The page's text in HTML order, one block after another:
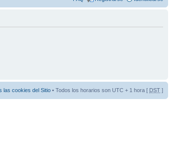
las cookies del Sitio • Todos los horarios son UTC + 1 hora [ DST ]